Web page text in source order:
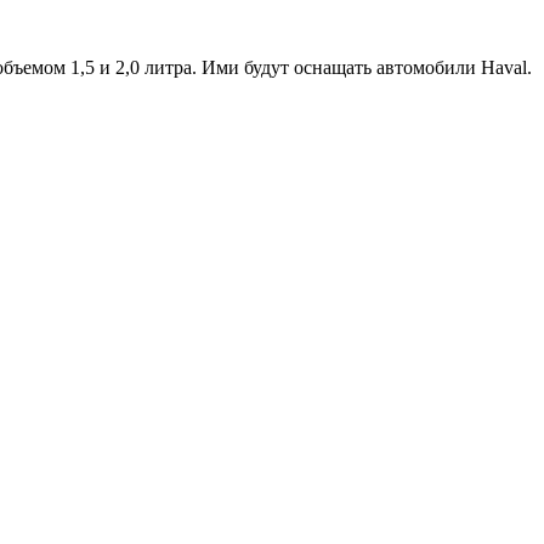
1,5 и 2,0 литра. Ими будут оснащать автомобили Haval.